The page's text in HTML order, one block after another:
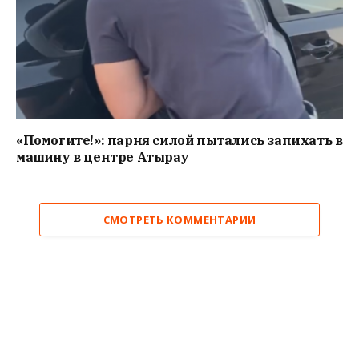
«Помогите!»: парня силой пытались запихать в
машину в центре Атырау
СМОТРЕТЬ КОММЕНТАРИИ